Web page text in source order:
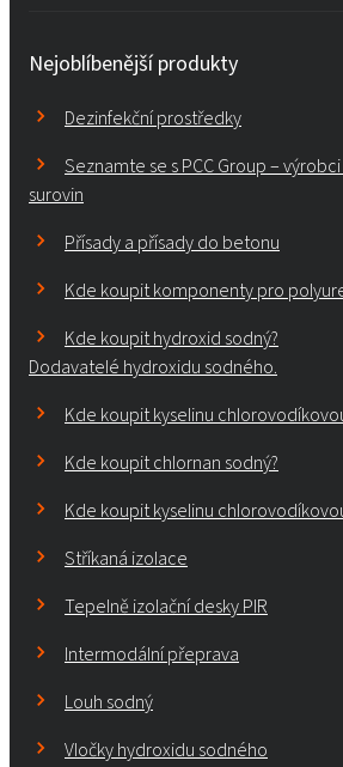
Nejoblíbenější produkty
Dezinfekční prostředky
Seznamte se s PCC Group –
surovin
Přísady a přísady do betonu
Kde koupit komponenty pro
Kde koupit hydroxid sodný?
Dodavatelé hydroxidu sodného.
Kde koupit kyselinu
Kde koupit chlornan sodný?
Kde koupit kyselinu
Stříkaná izolace
Tepelně izolační desky PIR
Intermodální přeprava
Louh sodný
Vločky hydroxidu sodného